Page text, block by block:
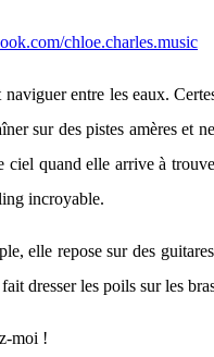
chloe.charles.music
naviguer entre les eaux.
sur des pistes amères et
ciel quand elle arrive à
incroyable.
elle repose sur des
dresser les poils sur les
moi !